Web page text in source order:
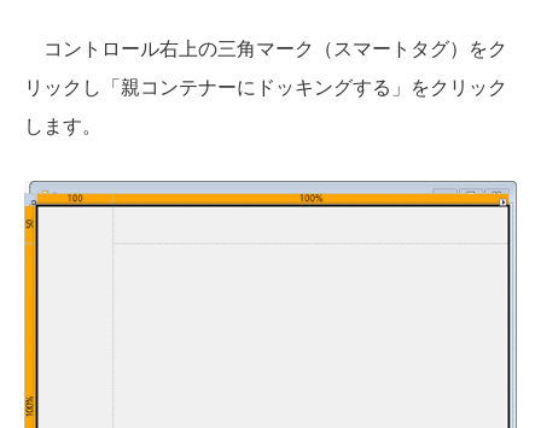
コントロール右上の三角マーク（スマートタグ）をク
リックし「親コンテナーにドッキングする」をクリック
します。